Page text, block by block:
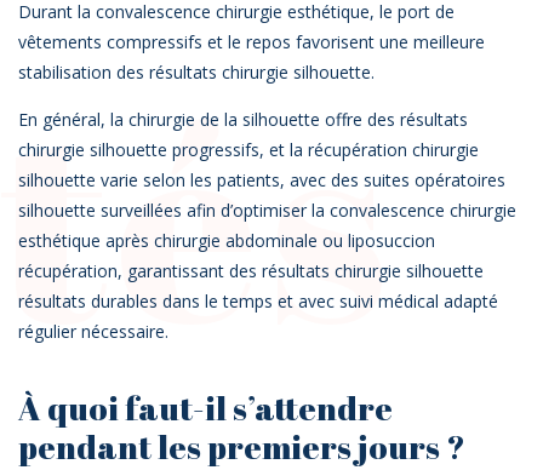
tés
Durant la convalescence chirurgie esthétique, le port de
vêtements compressifs et le repos favorisent une meilleure
stabilisation des résultats chirurgie silhouette.
En général, la chirurgie de la silhouette offre des résultats
chirurgie silhouette progressifs, et la récupération chirurgie
silhouette varie selon les patients, avec des suites opératoires
silhouette surveillées afin d’optimiser la convalescence chirurgie
esthétique après chirurgie abdominale ou liposuccion
récupération, garantissant des résultats chirurgie silhouette
résultats durables dans le temps et avec suivi médical adapté
régulier nécessaire.
À quoi faut-il s’attendre
pendant les premiers jours ?